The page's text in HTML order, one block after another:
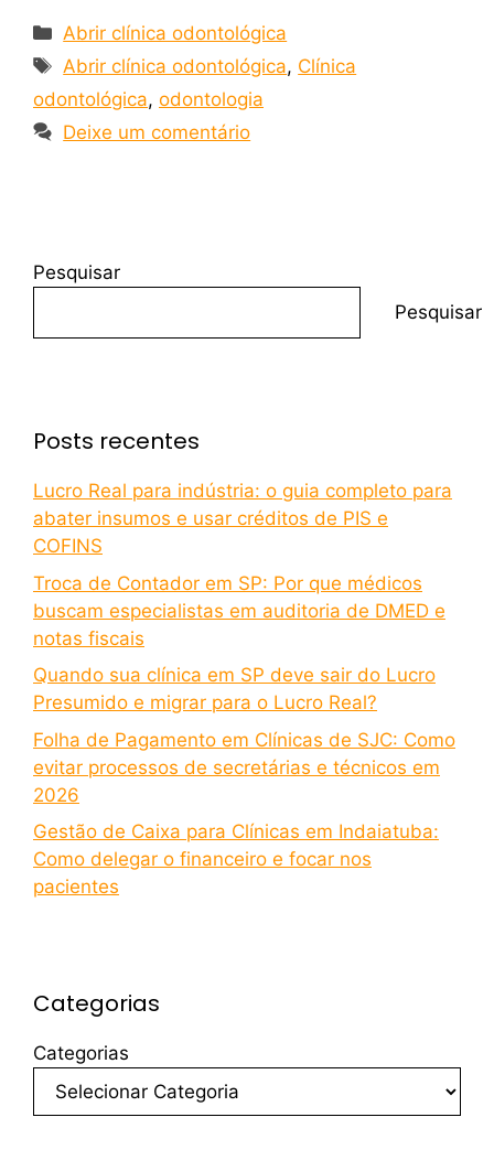
Abrir clínica odontológica
Abrir clínica odontológica, Clínica
odontológica, odontologia
Deixe um comentário
Pesquisar
Pesquisar
Posts recentes
Lucro Real para indústria: o guia completo para
abater insumos e usar créditos de PIS e
COFINS
Troca de Contador em SP: Por que médicos
buscam especialistas em auditoria de DMED e
notas fiscais
Quando sua clínica em SP deve sair do Lucro
Presumido e migrar para o Lucro Real?
Folha de Pagamento em Clínicas de SJC: Como
evitar processos de secretárias e técnicos em
2026
Gestão de Caixa para Clínicas em Indaiatuba:
Como delegar o financeiro e focar nos
pacientes
Categorias
Categorias